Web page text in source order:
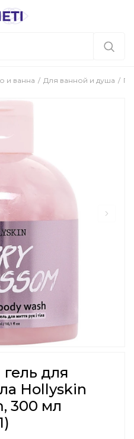
и ванна Для ванной и душа
для
Hollyskin
300 мл